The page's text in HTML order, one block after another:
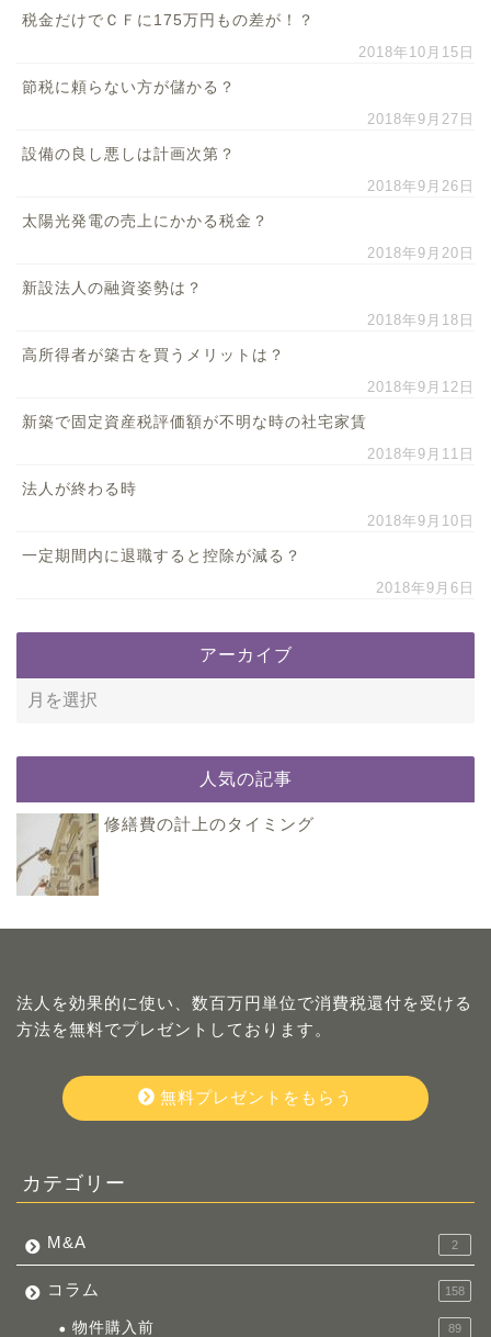
税金だけでＣＦに175万円もの差が！？
2018年10月15日
節税に頼らない方が儲かる？
2018年9月27日
設備の良し悪しは計画次第？
2018年9月26日
太陽光発電の売上にかかる税金？
2018年9月20日
新設法人の融資姿勢は？
2018年9月18日
高所得者が築古を買うメリットは？
2018年9月12日
新築で固定資産税評価額が不明な時の社宅家賃
2018年9月11日
法人が終わる時
2018年9月10日
一定期間内に退職すると控除が減る？
2018年9月6日
アーカイブ
人気の記事
修繕費の計上のタイミング
法人を効果的に使い、数百万円単位で消費税還付を受ける
方法を無料でプレゼントしております。
無料プレゼントをもらう
カテゴリー
M&A 2
コラム 158
物件購入前 89